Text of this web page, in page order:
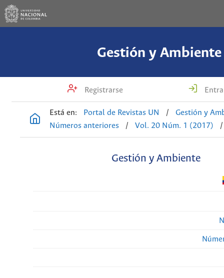
Gestión y Ambiente
Registrarse
Está en: Portal de Revistas UN /
Gestión y
Números anteriores
/ Vol. 20 Núm. 1 (2017) /
Gestión y Ambiente